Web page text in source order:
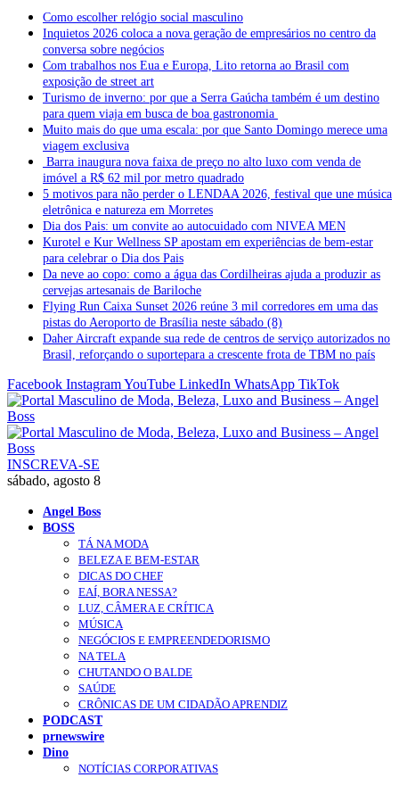
Como escolher relógio social masculino
Inquietos 2026 coloca a nova geração de empresários no centro da
conversa sobre negócios
Com trabalhos nos Eua e Europa, Lito retorna ao Brasil com
exposição de street art
Turismo de inverno: por que a Serra Gaúcha também é um destino
para quem viaja em busca de boa gastronomia
Muito mais do que uma escala: por que Santo Domingo merece uma
viagem exclusiva
Barra inaugura nova faixa de preço no alto luxo com venda de
imóvel a R$ 62 mil por metro quadrado
5 motivos para não perder o LENDAA 2026, festival que une música
eletrônica e natureza em Morretes
Dia dos Pais: um convite ao autocuidado com NIVEA MEN
Kurotel e Kur Wellness SP apostam em experiências de bem-estar
para celebrar o Dia dos Pais
Da neve ao copo: como a água das Cordilheiras ajuda a produzir as
cervejas artesanais de Bariloche
Flying Run Caixa Sunset 2026 reúne 3 mil corredores em uma das
pistas do Aeroporto de Brasília neste sábado (8)
Daher Aircraft expande sua rede de centros de serviço autorizados no
Brasil, reforçando o suportepara a crescente frota de TBM no país
Facebook InstagramYouTube LinkedIn WhatsApp TikTok
INSCREVA-SE
sábado, agosto 8
Angel Boss
BOSS
TÁ NA MODA
BELEZA E BEM-ESTAR
DICAS DO CHEF
EAÍ, BORA NESSA?
LUZ, CÂMERA E CRÍTICA
MÚSICA
NEGÓCIOS E EMPREENDEDORISMO
NA TELA
CHUTANDO O BALDE
SAÚDE
CRÔNICAS DE UM CIDADÃO APRENDIZ
PODCAST
prnewswire
Dino
NOTÍCIAS CORPORATIVAS